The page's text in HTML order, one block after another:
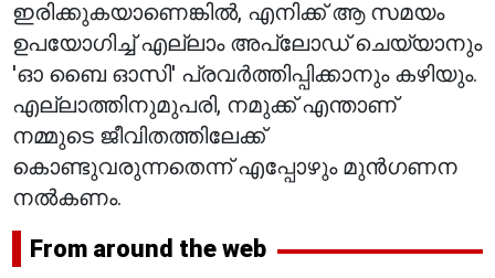
ഇരിക്കുകയാണെങ്കിൽ, എനിക്ക് ആ സമയം
ഉപയോഗിച്ച് എല്ലാം അപ്‌ലോഡ് ചെയ്യാനും
'ഓ ബൈ ഓസി' പ്രവർത്തിപ്പിക്കാനും കഴിയും.
എല്ലാത്തിനുമുപരി, നമുക്ക് എന്താണ്
നമ്മുടെ ജീവിതത്തിലേക്ക്
കൊണ്ടുവരുന്നതെന്ന് എപ്പോഴും മുൻഗണന
നൽകണം.
From around the web